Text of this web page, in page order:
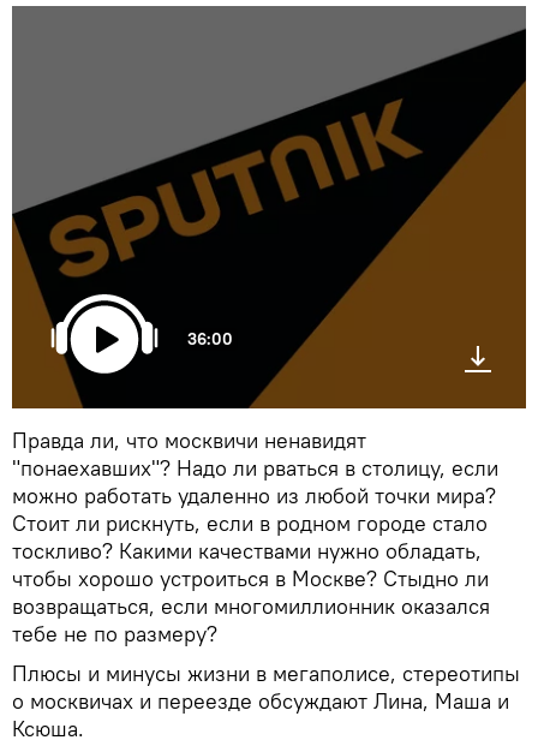
36:00
Правда ли, что москвичи ненавидят
"понаехавших"? Надо ли рваться в столицу, если
можно работать удаленно из любой точки мира?
Стоит ли рискнуть, если в родном городе стало
тоскливо? Какими качествами нужно обладать,
чтобы хорошо устроиться в Москве? Стыдно ли
возвращаться, если многомиллионник оказался
тебе не по размеру?
Плюсы и минусы жизни в мегаполисе, стереотипы
о москвичах и переезде обсуждают Лина, Маша и
Ксюша.